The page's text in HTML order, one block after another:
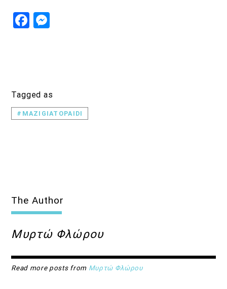
Facebook
Tagged as
#MAZIGIATOPAIDI
The Author
Μυρτώ Φλώρου
Read more posts from Μυρτώ Φλώρου